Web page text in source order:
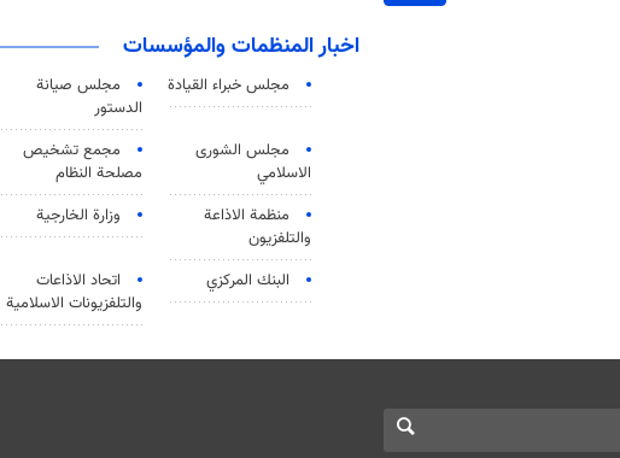
اخبار المنظمات والمؤسسات
مجلس خبراء القيادة
مجلس صيانة
الدستور
مجلس الشورى
الاسلامي
مجمع تشخيص
مصلحة النظام
منظمة الاذاعة
والتلفزیون
وزارة الخارجية
البنك المركزي
اتحاد الاذاعات
والتلفزيونات الاسلامية